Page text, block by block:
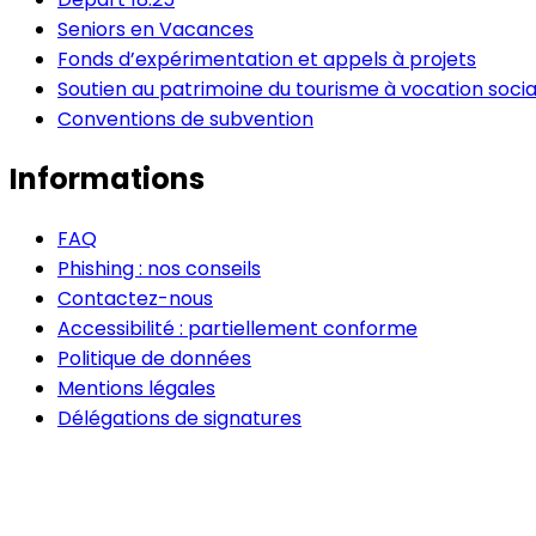
Seniors en Vacances
Fonds d’expérimentation et appels à projets
Soutien au patrimoine du tourisme à vocation
Conventions de subvention
Informations
FAQ
Phishing : nos conseils
Contactez-nous
Accessibilité : partiellement conforme
Politique de données
Mentions légales
Délégations de signatures